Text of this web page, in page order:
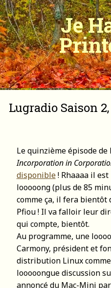
Je
Lugradio Saison
Le quinzième épisode de
Incorporation in
disponible! Rhaaaa il
looooong (plus de 85
comme ça, il fera bientôt
Pfiou ! Il va falloir leur
qui compte, bientôt.
Au programme, une
Carmony, président et
distribution Linux
looooongue discussion
annoncé du Mac-Mini